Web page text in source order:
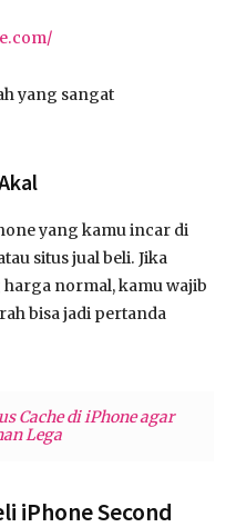
yang sangat
yang kamu incar di
situs jual beli. Jika
normal, kamu wajib
bisa jadi pertanda
Cache di iPhone agar
Lega
iPhone Second